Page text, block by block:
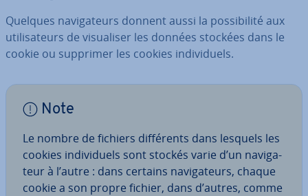
Quelques na­vi­ga­teurs donnent aussi la pos­si­bi­lité aux
uti­li­sa­teurs de vi­sua­li­ser les données stockées dans le
cookie ou supprimer les cookies in­di­vi­duels.
Note
Le nombre de fichiers dif­fé­rents dans lesquels les
cookies in­di­vi­duels sont stockés varie d’un na­vi­ga­
teur à l’autre : dans certains na­vi­ga­teurs, chaque
cookie a son propre fichier, dans d’autres, comme